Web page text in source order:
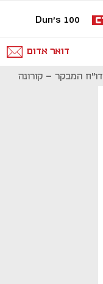
Dun's 100
דואר אדום
דו"ח המבקר - קורונה